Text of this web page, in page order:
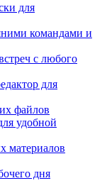
для
командами и
с любого
для
файлов
удобной
материалов
дня